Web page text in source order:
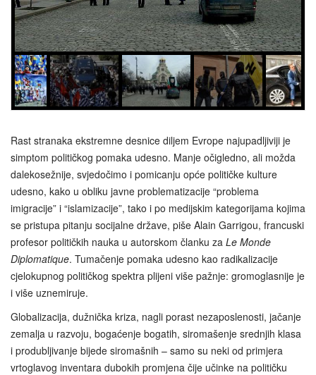
Rast stranaka ekstremne desnice diljem Evrope najupadljiviji je
simptom političkog pomaka udesno. Manje očigledno, ali možda
dalekosežnije, svjedočimo i pomicanju opće političke kulture
udesno, kako u obliku javne problematizacije “problema
imigracije” i “islamizacije”, tako i po medijskim kategorijama kojima
se pristupa pitanju socijalne države, piše Alain Garrigou, francuski
profesor političkih nauka u autorskom članku za Le Monde
Diplomatique. Tumačenje pomaka udesno kao radikalizacije
cjelokupnog političkog spektra plijeni više pažnje: gromoglasnije je
i više uznemiruje.
Globalizacija, dužnička kriza, nagli porast nezaposlenosti, jačanje
zemalja u razvoju, bogaćenje bogatih, siromašenje srednjih klasa
i produbljivanje bijede siromašnih – samo su neki od primjera
vrtoglavog inventara dubokih promjena čije učinke na političku